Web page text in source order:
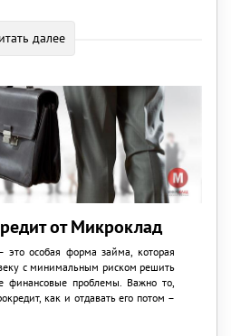
далее
от Микроклад
это особая форма займа, которая
с минимальным риском решить
финансовые проблемы. Важно то,
как и отдавать его потом –